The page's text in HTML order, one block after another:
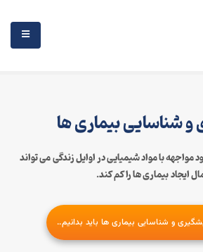
شناسایی بیماری ها
مواجهه با مواد شیمیایی در اوایل زندگی می تواند
ایجاد بیماری ها را کم کند.
و شناسایی بیماری ها باید بدانیم..